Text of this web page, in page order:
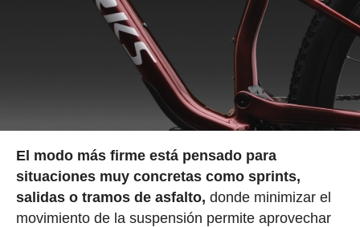
El modo más firme está pensado para
situaciones muy concretas como sprints,
salidas o tramos de asfalto, donde minimizar el
movimiento de la suspensión permite aprovechar